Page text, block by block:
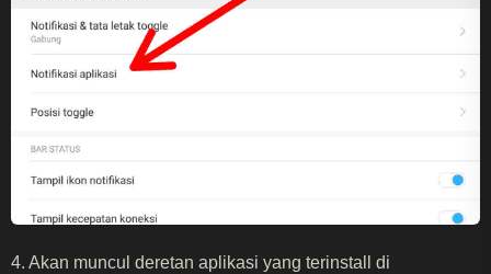
4. Akan muncul deretan aplikasi yang terinstall di